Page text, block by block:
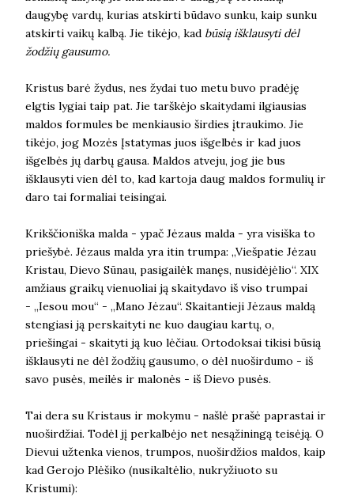
daugybę vardų, kurias atskirti būdavo sunku, kaip sunku
atskirti vaikų kalbą. Jie tikėjo, kad būsią išklausyti dėl
žodžių gausumo.
Kristus barė žydus, nes žydai tuo metu buvo pradėję
elgtis lygiai taip pat. Jie tarškėjo skaitydami ilgiausias
maldos formules be menkiausio širdies įtraukimo. Jie
tikėjo, jog Mozės Įstatymas juos išgelbės ir kad juos
išgelbės jų darbų gausa. Maldos atveju, jog jie bus
išklausyti vien dėl to, kad kartoja daug maldos formulių ir
daro tai formaliai teisingai.
Krikščioniška malda - ypač Jėzaus malda - yra visiška to
priešybė. Jėzaus malda yra itin trumpa: „Viešpatie Jėzau
Kristau, Dievo Sūnau, pasigailėk manęs, nusidėjėlio“. XIX
amžiaus graikų vienuoliai ją skaitydavo iš viso trumpai
- „Iesou mou“ - „Mano Jėzau“. Skaitantieji Jėzaus maldą
stengiasi ją perskaityti ne kuo daugiau kartų, o,
priešingai - skaityti ją kuo lėčiau. Ortodoksai tikisi būsią
išklausyti ne dėl žodžių gausumo, o dėl nuoširdumo - iš
savo pusės, meilės ir malonės - iš Dievo pusės.
Tai dera su Kristaus ir mokymu - našlė prašė paprastai ir
nuoširdžiai. Todėl jį perkalbėjo net nesąžiningą teisėją. O
Dievui užtenka vienos, trumpos, nuoširdžios maldos, kaip
kad Gerojo Plėšiko (nusikaltėlio, nukryžiuoto su
Kristumi):